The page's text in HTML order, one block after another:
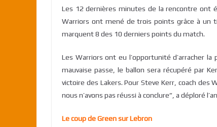
Les 12 dernières minutes de la rencontre ont
Warriors ont mené de trois points grâce à un
marquent 8 des 10 derniers points du match.
Les Warriors ont eu l’opportunité d’arracher
mauvaise passe, le ballon sera récupéré par
victoire des Lakers. Pour Steve Kerr, coach des
nous n’avons pas réussi à conclure”, a déploré
Le coup de Green sur Lebron